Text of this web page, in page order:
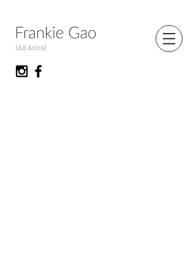
(Ad Astra)